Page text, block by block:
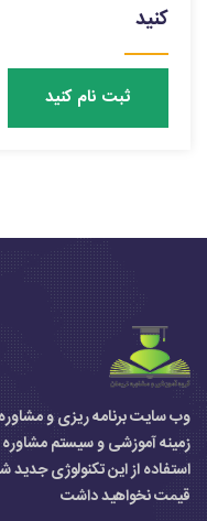
کنید
ثبت نام کنید
وب سایت برنامه ریزی و
زمینه آموزشی و سیستم
استفاده از این تکنولوژی
قیمت نخواهید داشت